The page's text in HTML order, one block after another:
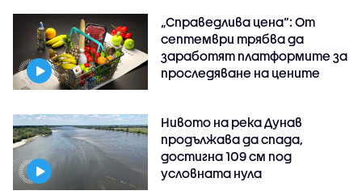
„Справедлива цена“: От
септември трябва да
заработят платформите за
проследяване на цените
Нивото на река Дунав
продължава да спада,
достигна 109 см под
условната нула